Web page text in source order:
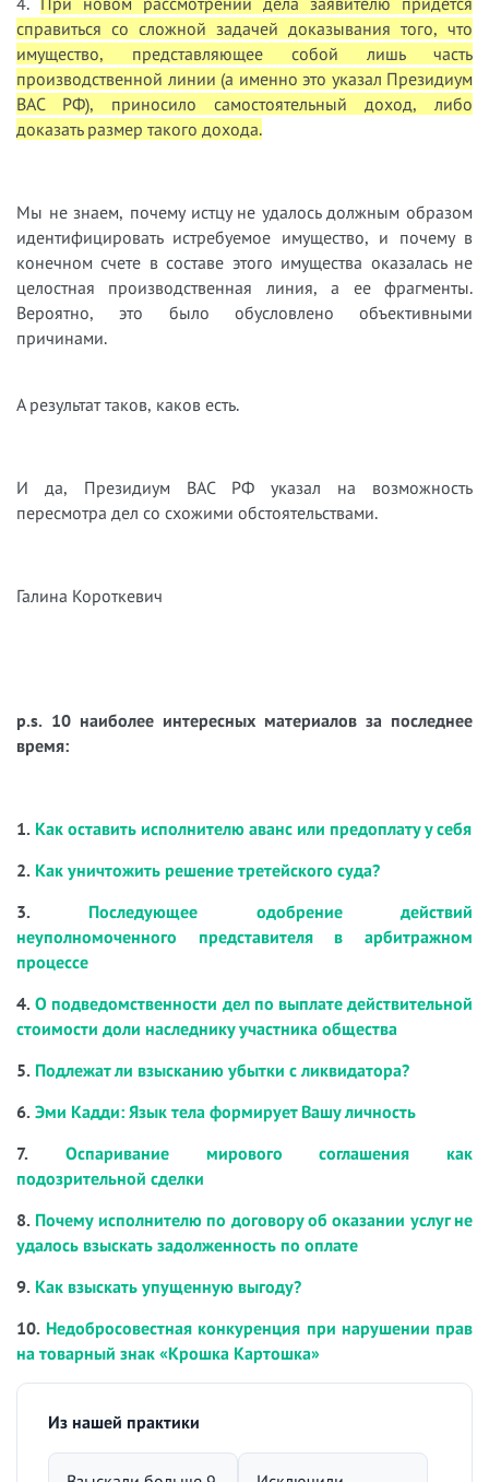
справиться со сложной задачей доказывания того, что
имущество, представляющее собой лишь часть
производственной линии (а именно это указал Президиум
ВАС РФ), приносило самостоятельный доход, либо
доказать размер такого дохода.
Мы не знаем, почему истцу не удалось должным образом
идентифицировать истребуемое имущество, и почему в
конечном счете в составе этого имущества оказалась не
целостная производственная линия, а ее фрагменты.
Вероятно, это было обусловлено объективными
причинами.
А результат таков, каков есть.
И да, Президиум ВАС РФ указал на возможность
пересмотра дел со схожими обстоятельствами.
Галина Короткевич
p.s. 10 наиболее интересных материалов за последнее
время:
1. Как оставить исполнителю аванс или предоплату у себя
2. Как уничтожить решение третейского суда?
3. Последующее одобрение действий
неуполномоченного представителя в арбитражном
процессе
4.О подведомственности дел по выплате действительной
стоимости доли наследнику участника общества
5. Подлежат ли взысканию убытки с ликвидатора?
6. Эми Кадди: Язык тела формирует Вашу личность
7. Оспаривание мирового соглашения как
подозрительной сделки
8. Почему исполнителю по договору об оказании услуг не
удалось взыскать задолженность по оплате
9. Как взыскать упущенную выгоду?
10. Недобросовестная конкуренция при нарушении прав
на товарный знак «Крошка Картошка»
Из нашей практики